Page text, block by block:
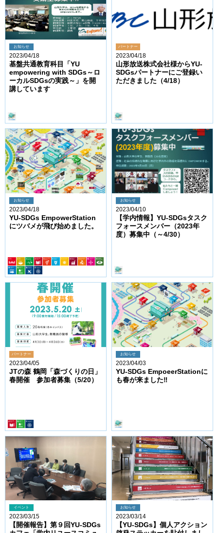
お知らせ
2023/04/18
基盤共通教育科目「YU
empowering with SDGs～ロ
ーカルSDGsの実践～」を開
講しています
パートナー
2023/04/18
山形放送株式会社様からYU-
SDGsパートナーにご登録い
ただきました（4/18）
お知らせ
2023/04/18
YU-SDGs EmpowerStation
にツバメが飛び始めました。
お知らせ
2023/04/10
【学内情報】YU-SDGsタスク
フォースメンバー（2023年
度）募集中（～4/30）
パートナー
2023/04/05
JTの森 鶴岡「森づくりの日」
春開催 参加者募集（5/20）
お知らせ
2023/04/03
YU-SDGs EmpoeerStationに
も春が来ました‼️
イベント
2023/03/15
【開催報告】第９回YU-SDGs
お知らせ
2023/03/14
【YU-SDGs】個人アクション